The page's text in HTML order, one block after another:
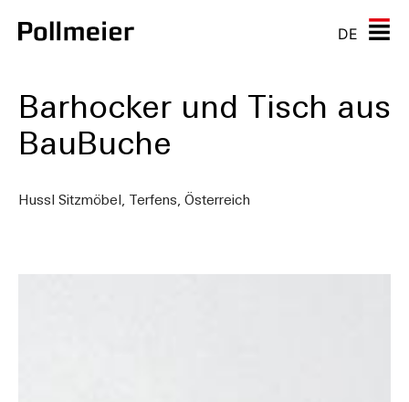
DE
Barhocker und Tisch aus
BauBuche
Hussl Sitzmöbel, Terfens, Österreich